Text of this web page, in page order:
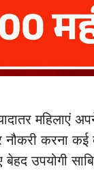
महिलाएं
करना कई
उपयोगी